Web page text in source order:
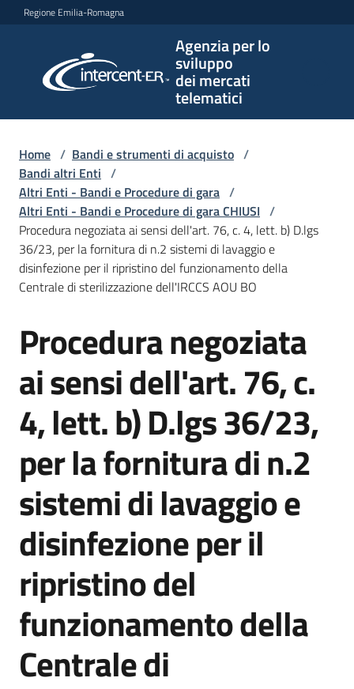
Vai al contenuto
Vai alla navigazione
Vai al footer
Regione Emilia-Romagna
Agenzia per lo
sviluppo
dei mercati
telematici
per lo
sviluppo
telematici
L'Agenzia
Bandi
strumenti
di
Supporto
Piattaforme
telematiche
English
site
Home / Bandi e strumenti di acquisto /
Bandi altri Enti /
Altri Enti - Bandi e Procedure di gara /
Altri Enti - Bandi e Procedure di gara CHIUSI /
Procedura negoziata ai sensi dell'art. 76, c. 4, lett. b) D.lgs
36/23, per la fornitura di n.2 sistemi di lavaggio e
disinfezione per il ripristino del funzionamento della
Centrale di sterilizzazione dell'IRCCS AOU BO
Salta al contenuto
Procedura negoziata
ai sensi dell'art. 76, c.
4, lett. b) D.lgs 36/23,
per la fornitura di n.2
sistemi di lavaggio e
disinfezione per il
ripristino del
funzionamento della
Centrale di